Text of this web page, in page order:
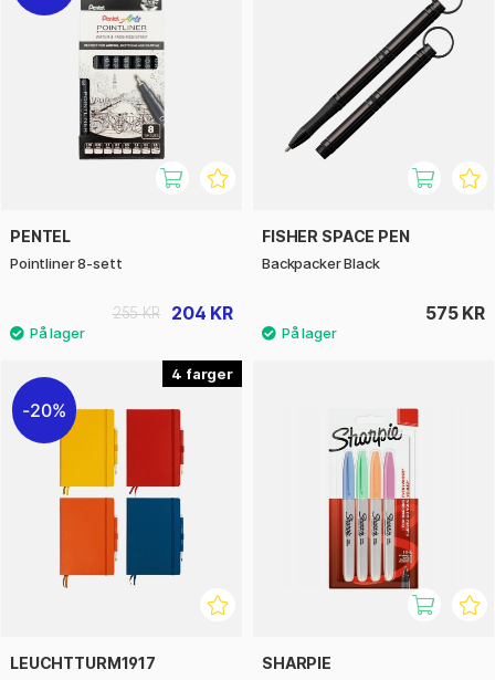
PENTEL
Pointliner 8-sett
204 KR
255 KR
FISHER SPACE PEN
Backpacker Black
575 KR
4
20%
LEUCHTTURM1917 SHARPIE